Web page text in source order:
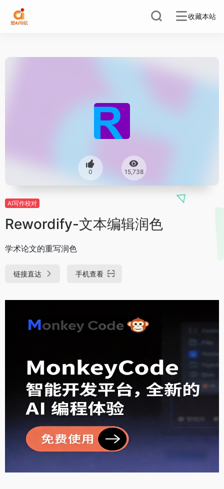
收藏本站
0 15,738
AI写作校对
Rewordify-文本编辑润色
学术论文的重写润色
链接直达 手机查看